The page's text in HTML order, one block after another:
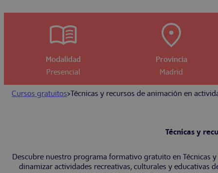
Modalidad
Presencial
Provincia
Madrid
Cursos gratuitos>Técnicas y recursos de animación en
Técnicas y
Descubre nuestro programa formativo gratuito en Técnicas
dinamizar actividades recreativas, culturales y educativas